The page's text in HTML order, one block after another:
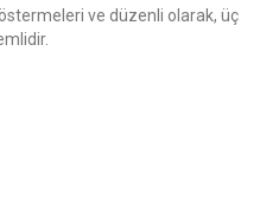
ve düzenli olarak, üç